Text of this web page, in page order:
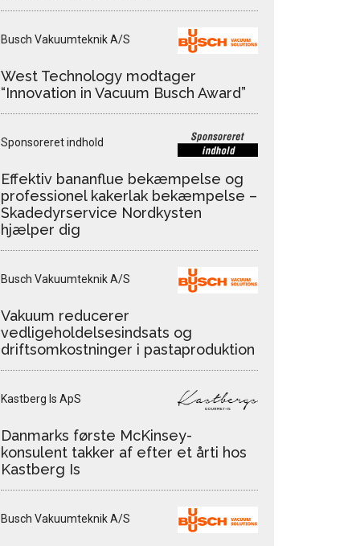
Busch Vakuumteknik A/S
West Technology modtager
“Innovation in Vacuum Busch Award”
Sponsoreret indhold
Effektiv bananflue bekæmpelse og
professionel kakerlak bekæmpelse –
Skadedyrservice Nordkysten
hjælper dig
Busch Vakuumteknik A/S
Vakuum reducerer
vedligeholdelsesindsats og
driftsomkostninger i pastaproduktion
Kastberg Is ApS
Danmarks første McKinsey-
konsulent takker af efter et årti hos
Kastberg Is
Busch Vakuumteknik A/S